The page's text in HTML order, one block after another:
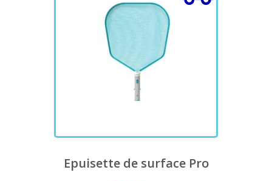
variations.
options
peuvent
être
choisies
sur
la
du
Epuisette de surface Pro